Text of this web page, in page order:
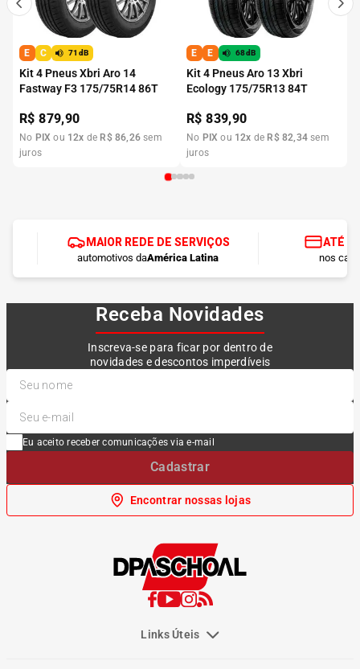
E C 71dB
Kit 4 Pneus Xbri Aro 14
Fastway F3 175/75R14 86T
R$879,90
No PIX ou 12x de R$ 86,26 sem
juros
E E 68dB
Kit 4 Pneus Aro 13 Xbri
Ecology 175/75R13 84T
R$839,90
No PIX ou 12x de R$ 82,34 sem
juros
MAIOR REDE DE SERVIÇOS
automotivos daAmérica Latina
ATÉ
nos
Receba Novidades
Inscreva-se para ficar por dentro de
novidades e descontos imperdíveis
Eu aceito receber comunicações via e-mail
Cadastrar
Encontrar nossas lojas
Links Úteis